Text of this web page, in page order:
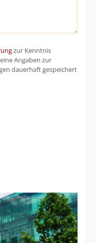
zur Kenntnis
Angaben zur
dauerhaft gespeichert